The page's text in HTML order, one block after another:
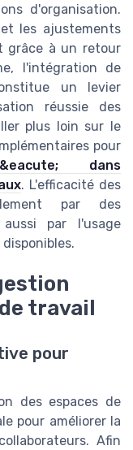
d'organisation.
les ajustements
grâce à un retour
l'intégration de
un levier
réussie des
plus loin sur le
pour
dans
. L'efficacité des
par des
aussi par l'usage
travail
pour
des espaces de
pour améliorer la
Afin